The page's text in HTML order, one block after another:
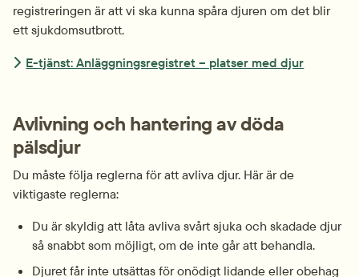
registreringen är att vi ska kunna spåra djuren om det blir
ett sjukdomsutbrott.
E-tjänst: Anläggningsregistret – platser med djur
Avlivning och hantering av döda
pälsdjur
Du måste följa reglerna för att avliva djur. Här är de
viktigaste reglerna:
Du är skyldig att låta avliva svårt sjuka och skadade djur
så snabbt som möjligt, om de inte går att behandla.
Djuret får inte utsättas för onödigt lidande eller obehag